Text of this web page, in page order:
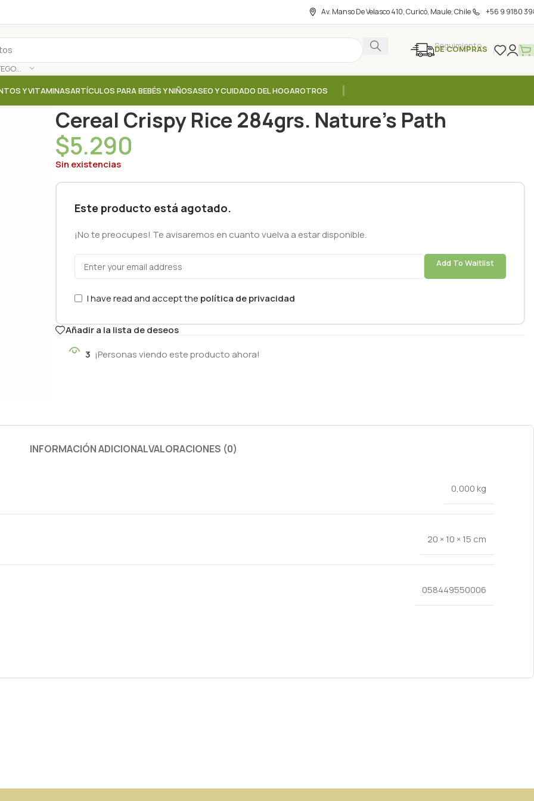
Av. Manso De Velasco 410, Curicó, Maule, Chile +56 9 9180
SELECCIONAR CATEGORÍA
Seguimiento
DE COMPRAS
Y VITAMINASARTÍCULOS PARA BEBÉS Y NIÑOSASEO Y CUIDADO DEL HOGAROTROS
Cereal Crispy Rice 284grs. Nature’s Path
$5.290
Sin existencias
Este producto está agotado.
¡No te preocupes! Te avisaremos en cuanto vuelva a estar disponible.
Add To Waitlist
I have read and accept the política de privacidad
Añadir a la lista de deseos
3 ¡Personas viendo este producto ahora!
INFORMACIÓN ADICIONALVALORACIONES (0)
0,000 kg
20 × 10 × 15 cm
058449550006